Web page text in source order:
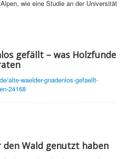
wie eine Studie an der Universität
gefällt – was Holzfunde
alte-waelder-gnadenlos-gefaellt-
24168
den Wald genutzt haben